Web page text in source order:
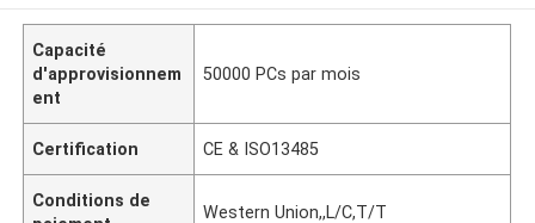
Capacité
d'approvisionnem
ent
50000 PCs par mois
Certification CE & ISO13485
Conditions de
Western Union,,L/C,T/T